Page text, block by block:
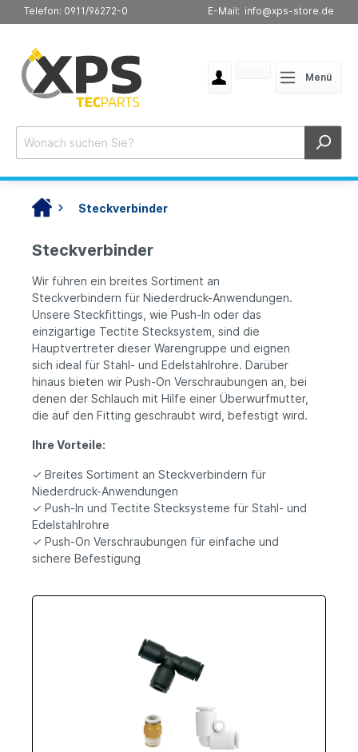
Telefon: 0911/96272-0 E-Mail: info@xps-store.de
Menü
Steckverbinder
Steckverbinder
Wir führen ein breites Sortiment an
Steckverbindern für Niederdruck-Anwendungen.
Unsere Steckfittings, wie Push-In oder das
einzigartige Tectite Stecksystem, sind die
Hauptvertreter dieser Warengruppe und eignen
sich ideal für Stahl- und Edelstahlrohre. Darüber
hinaus bieten wir Push-On Verschraubungen an, bei
denen der Schlauch mit Hilfe einer Überwurfmutter,
die auf den Fitting geschraubt wird, befestigt wird.
Ihre Vorteile:
✓ Breites Sortiment an Steckverbindern für
Niederdruck-Anwendungen
✓ Push-In und Tectite Stecksysteme für Stahl- und
Edelstahlrohre
✓ Push-On Verschraubungen für einfache und
sichere Befestigung